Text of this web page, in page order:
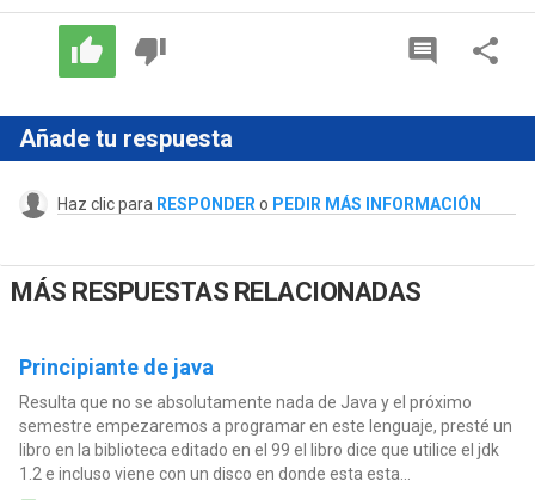
Añade tu respuesta
Haz clic para RESPONDER o PEDIR MÁS INFORMACIÓN
MÁS RESPUESTAS RELACIONADAS
Principiante de java
Resulta que no se absolutamente nada de Java y el próximo
semestre empezaremos a programar en este lenguaje, presté un
libro en la biblioteca editado en el 99 el libro dice que utilice el jdk
1.2 e incluso viene con un disco en donde esta esta...